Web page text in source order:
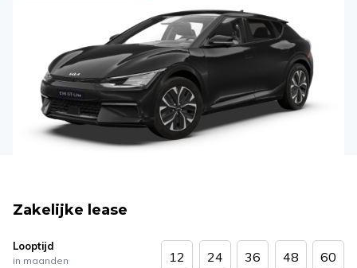
Zakelijke lease
Looptijd
in maanden 12 24 36 48 60